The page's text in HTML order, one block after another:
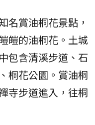
名賞油桐花景點，
皚的油桐花。土城
包含清溪步道、石
桐花公園。賞油桐
寺步道進入，往桐